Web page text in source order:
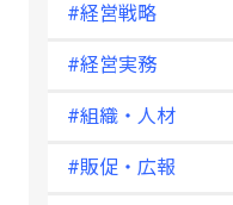
#経営戦略
#経営実務
#組織・人材
#販促・広報